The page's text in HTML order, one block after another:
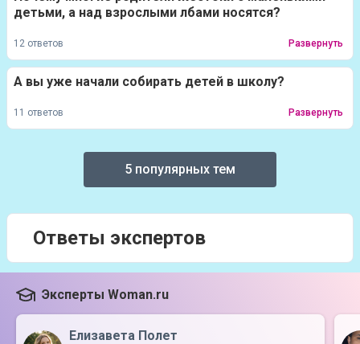
детьми, а над взрослыми лбами носятся?
12 ответов Развернуть
А вы уже начали собирать детей в школу?
11 ответов Развернуть
5 популярных тем
Ответы экспертов
Эксперты Woman.ru
Елизавета Полет